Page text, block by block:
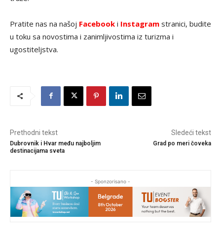
Pratite nas na našoj Facebook i Instagram stranici, budite
u toku sa novostima i zanimljivostima iz turizma i
ugostiteljstva.
Prethodni tekst
Dubrovnik i Hvar među najboljim
destinacijama sveta
Sledeći tekst
Grad po meri čoveka
- Sponzorisano -